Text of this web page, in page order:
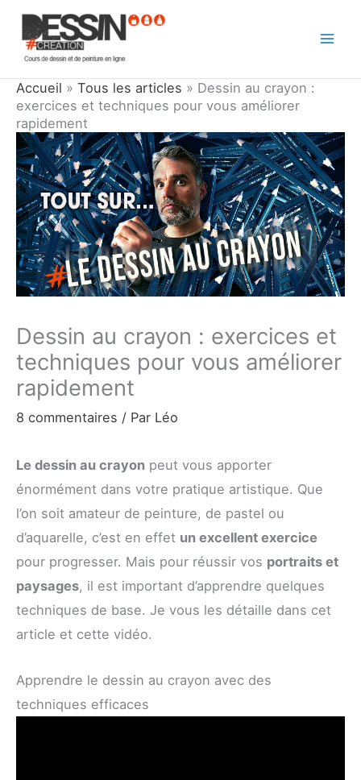
Aller
contenu
Accueil » Tous les articles » Dessin au crayon :
exercices et techniques pour vous améliorer
rapidement
Dessin au crayon : exercices et
techniques pour vous améliorer
rapidement
8 commentaires / Par Léo
Le dessin au crayon peut vous apporter
énormément dans votre pratique artistique. Que
l’on soit amateur de peinture, de pastel ou
d’aquarelle, c’est en effet un excellent exercice
pour progresser. Mais pour réussir vos portraits et
paysages, il est important d’apprendre quelques
techniques de base. Je vous les détaille dans cet
article et cette vidéo.
Apprendre le dessin au crayon avec des
techniques efficaces